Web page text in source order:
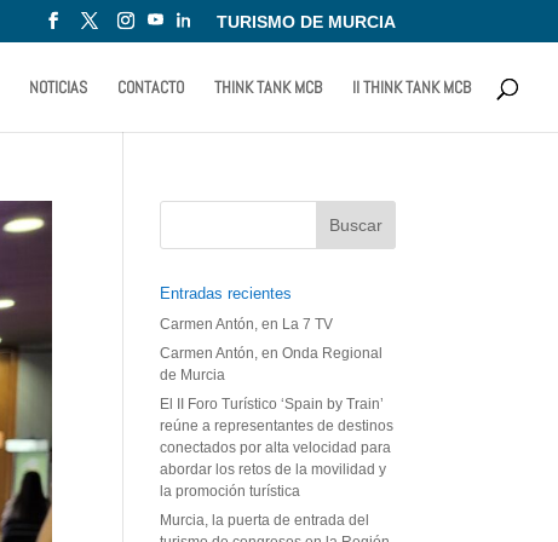
TURISMO DE MURCIA
NOTICIAS CONTACTO THINK TANK MCB II THINK TANK MCB
Entradas recientes
Carmen Antón, en La 7 TV
Carmen Antón, en Onda Regional
de Murcia
El II Foro Turístico ‘Spain by Train’
reúne a representantes de destinos
conectados por alta velocidad para
abordar los retos de la movilidad y
la promoción turística
Murcia, la puerta de entrada del